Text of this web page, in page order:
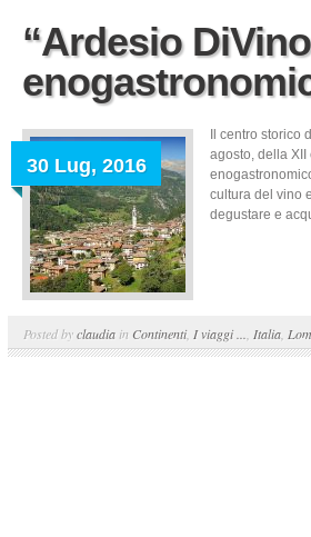
“Ardesio
30 Lug, 2016
Il centro
agosto, della XII
cultura del vino
degustare e
Posted byclaudia in Continenti, I viaggi ... Italia